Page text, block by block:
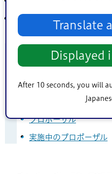
Translate
Displayed
After 10 seconds, you will
タワーホール船堀
こんなページも見られ
指定管理者募集
指定管理者制度
プロポーザルの結果
プロポーザル
実施中のプロポーザル